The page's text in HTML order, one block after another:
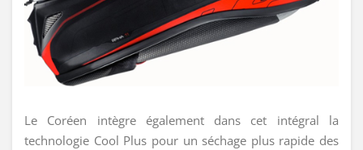
Le Coréen intègre également dans cet intégral la
technologie Cool Plus pour un séchage plus rapide des